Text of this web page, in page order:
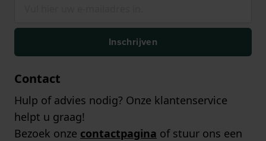
Inschrijven
Contact
Hulp of advies nodig? Onze klantenservice
helpt u graag!
Bezoek onze contactpagina of stuur ons een